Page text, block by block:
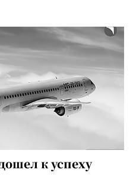
к успеху